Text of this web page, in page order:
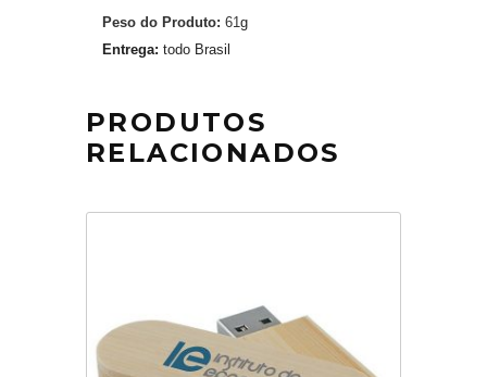
Peso do Produto: 61g
Entrega: todo Brasil
PRODUTOS
RELACIONADOS